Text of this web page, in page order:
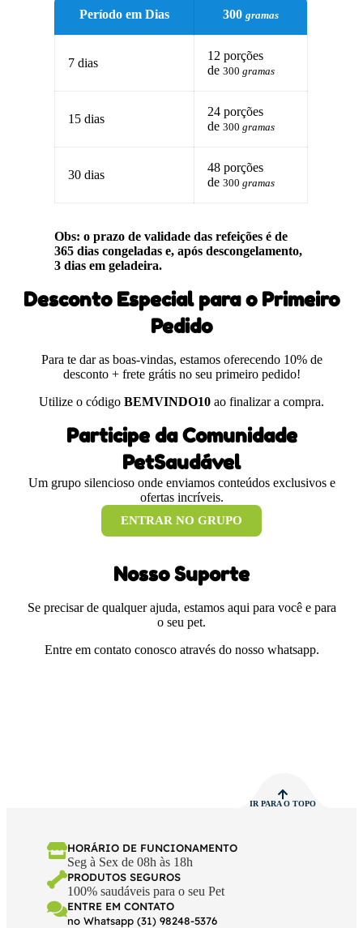
Período em Dias 300gramas
7 dias
12 porções
de300gramas
15 dias
24 porções
de300gramas
30 dias
48 porções
de300gramas
Obs: o prazo de validade das refeições é de
365 dias congeladas e, após descongelamento,
3 dias em geladeira.
Desconto Especial para o Primeiro
Pedido
Para te dar as boas-vindas, estamos oferecendo 10% de
desconto + frete grátis no seu primeiro pedido!
Utilize o código BEMVINDO10 ao finalizar a compra.
Participe da Comunidade
PetSaudável
Um grupo silencioso onde enviamos conteúdos exclusivos e
ofertas incríveis.
ENTRAR NO GRUPO
Nosso Suporte
Se precisar de qualquer ajuda, estamos aqui para você e para
o seu pet.
Entre em contato conosco através do nosso whatsapp.
IR PARA O TOPO
HORÁRIO DE FUNCIONAMENTO
Seg à Sex de 08h às 18h
PRODUTOS SEGUROS
100% saudáveis para o seu Pet
ENTRE EM CONTATO
no Whatsapp (31) 98248-5376